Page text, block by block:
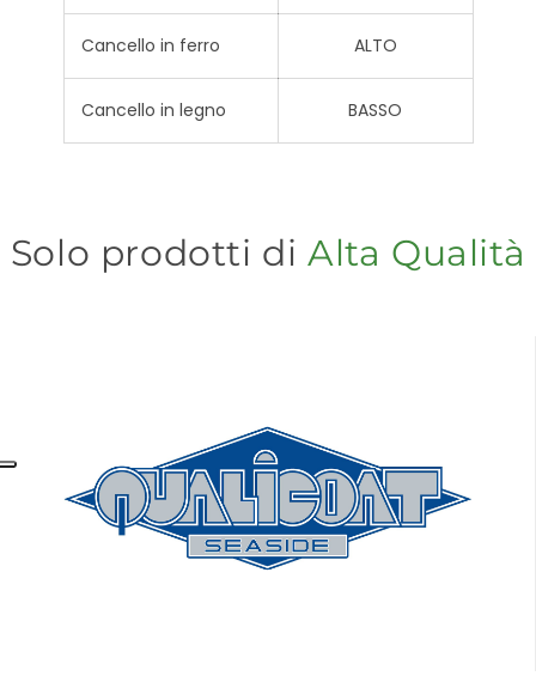
Cancello in ferro ALTO
Cancello in legno BASSO
Solo prodotti di Alta Qualità